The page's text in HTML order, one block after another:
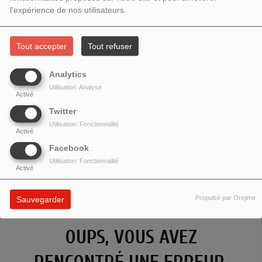
l'expérience de nos utilisateurs.
Tout accepter Tout refuser
Analytics
Activé
Utilisation: Analyse
Twitter
Activé
Utilisation: Fonctionnalité
Facebook
Activé
Utilisation: Fonctionnalité
Sauvegarder Propulsé par Orejime
OUPS, VOUS AVEZ